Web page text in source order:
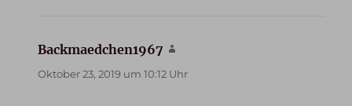
Backmaedchen1967
Oktober 23, 2019 um 10:12 Uhr